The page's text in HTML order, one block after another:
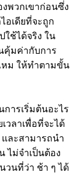
พวกเขาก่อนซึ่ง
อเดียที่จะถูก
ใช้ได้จริง ใน
คุ้มค่ากับการ
หม ให้ทำตามขั้น
การเริ่มต้นอะไร
วลาเพื่อที่จะได้
ละสามารถนำ
ไม่จำเป็นต้อง
วนที่ว่า ช้า ๆ ได้